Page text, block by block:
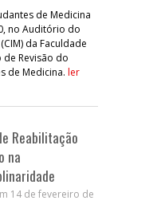
de Medicina
no Auditório do
da Faculdade
de Revisão do
de Medicina. ler
Reabilitação
na
14 de fevereiro de